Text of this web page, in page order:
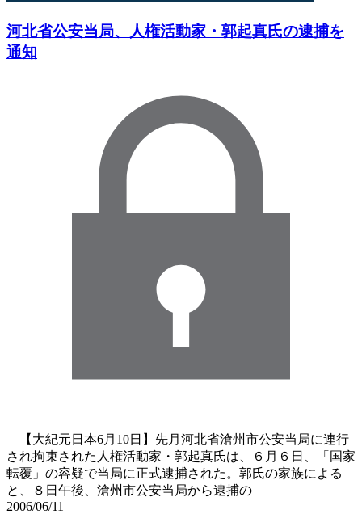
河北省公安当局、人権活動家・郭起真氏の逮捕を
通知
【大紀元日本6月10日】先月河北省滄州市公安当局に連行
され拘束された人権活動家・郭起真氏は、６月６日、「国家
転覆」の容疑で当局に正式逮捕された。郭氏の家族による
と、８日午後、滄州市公安当局から逮捕の
2006/06/11